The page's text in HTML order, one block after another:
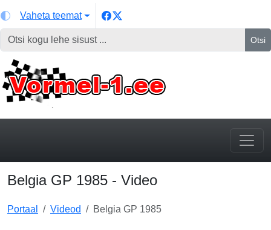
Vaheta teemat
Otsi
Belgia GP 1985 - Video
Portaal Videod Belgia GP 1985